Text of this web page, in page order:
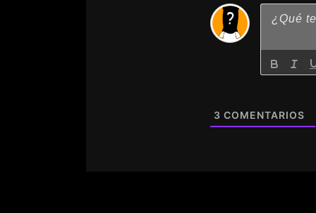
3 COMENTARIOS